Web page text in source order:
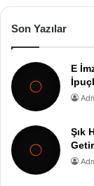
Son Yazılar
E
Şık